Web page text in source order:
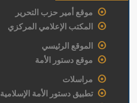
موقع أمير حزب التحرير
المكتب الإعلامي المركزي
الموقع الرئيسي
موقع دستور الأمة
مراسلات
تطبيق دستور الأمة الإسلامية